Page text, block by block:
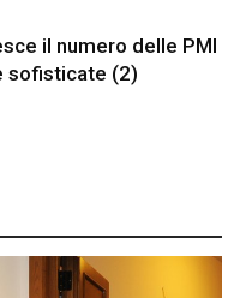
il numero delle PMI
sofisticate (2)